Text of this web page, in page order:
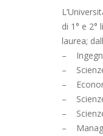
di 1° e
laurea;
–
–
–
–
–
–